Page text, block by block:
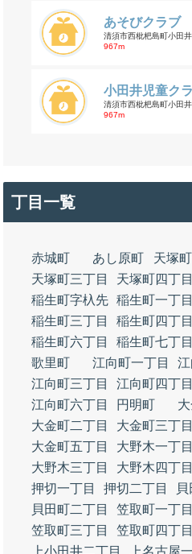
あそびクラブ
清須市西枇杷島町小田
967m
小田井児童ク
清須市西枇杷島町小田
967m
丁目一覧
赤城町 あし原町 天塚
天塚町三丁目
天塚町四丁目
稲生町字杁先 稲生町一丁目
稲生町三丁目
稲生町四丁目
稲生町六丁目
稲生町七丁目
歌里町
江向町一丁目
江向町三丁目
江向町四丁目
江向町六丁目
円明町
大金町二丁目
大金町三丁目
大金町五丁目
大野木一丁目
大野木三丁目
大野木四丁目
押切一丁目
押切二丁目
貝田町二丁目
笠取町一丁目
笠取町三丁目
笠取町四丁目
上小田井二丁目
上名古屋